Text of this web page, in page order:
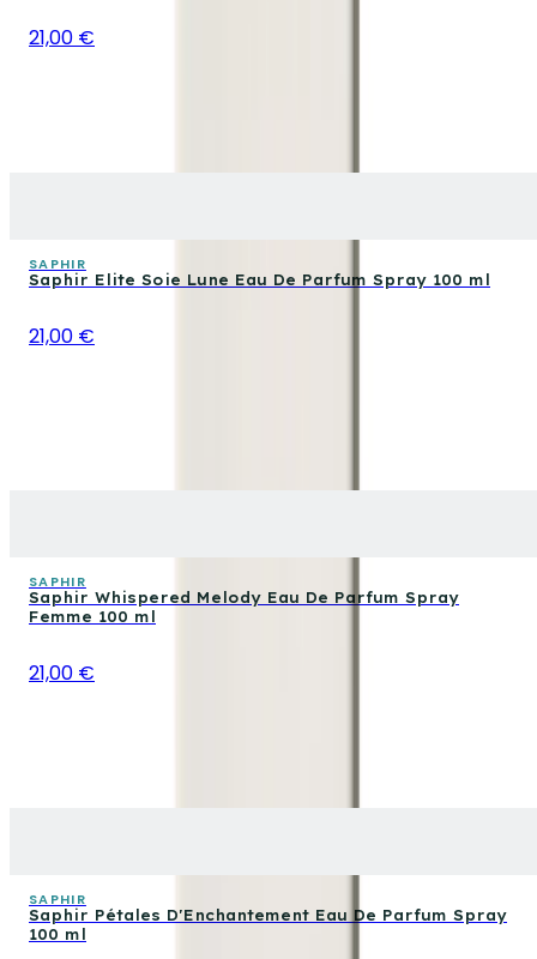
21,00 €
SAPHIR
Saphir Elite Soie Lune Eau De Parfum Spray 100 ml
21,00 €
SAPHIR
Saphir Whispered Melody Eau De Parfum Spray
Femme 100 ml
21,00 €
SAPHIR
Saphir Pétales D'Enchantement Eau De Parfum Spray
100 ml